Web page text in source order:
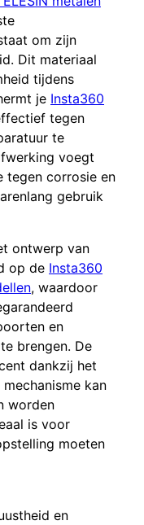
om zijn
Dit materiaal
tijdens
je Insta360
tegen
te
voegt
tegen corrosie en
gebruik
ontwerp van
op de Insta360
, waardoor
en
brengen. De
dankzij het
kan
worden
is voor
moeten
en